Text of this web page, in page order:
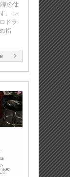
の仕
。 レ
ドラ
指